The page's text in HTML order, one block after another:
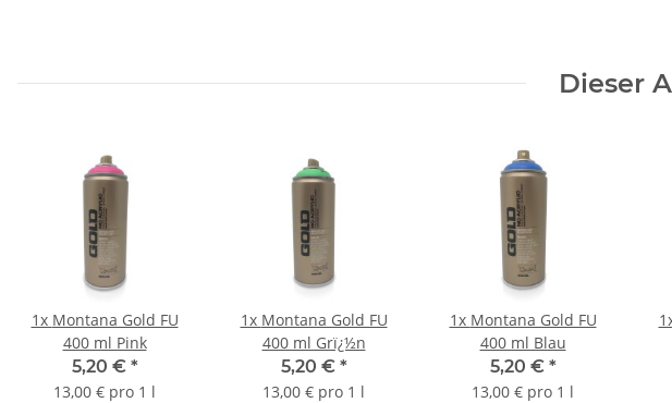
Dieser
1x Montana Gold FU
400 ml Pink
5,20 € *
13,00 € pro 1 l
1x Montana Gold FU
400 ml Grï¿½n
5,20 € *
13,00 € pro 1 l
1x Montana Gold FU
400 ml Blau
5,20 € *
13,00 € pro 1 l